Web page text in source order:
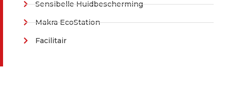
Sensibelle Huidbescherming
Makra EcoStation
Facilitair